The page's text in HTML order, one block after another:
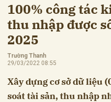
100% công tác
thu nhập được
2025
Trường Thanh
29/03/2022 08:55
Xây dựng cơ sở dữ liệu
soát tài sản, thu nhập